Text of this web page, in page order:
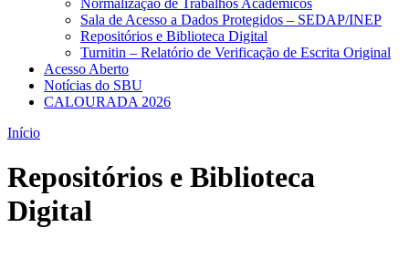
Normalização de Trabalhos Acadêmicos
Sala de Acesso a Dados Protegidos – SEDAP/INEP
Repositórios e Biblioteca Digital
Turnitin – Relatório de Verificação de Escrita Original
Acesso Aberto
Notícias do SBU
CALOURADA 2026
Início
Repositórios e Biblioteca
Digital